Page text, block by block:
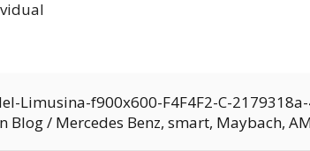
Limusina-f900x600-F4F4F2-C-
Blog / Mercedes Benz, smart, Maybach,